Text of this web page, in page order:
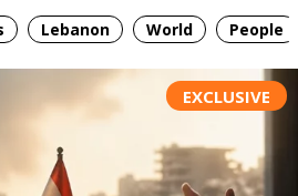
Lebanon World People
EXCLUSIVE